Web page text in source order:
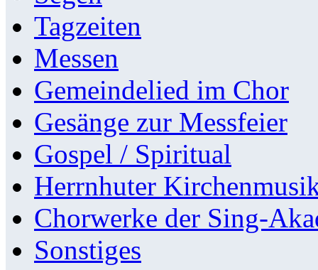
Tagzeiten
Messen
Gemeindelied im Chor
Gesänge zur Messfeier
Gospel / Spiritual
Herrnhuter
Chorwerke der Sing-
Sonstiges